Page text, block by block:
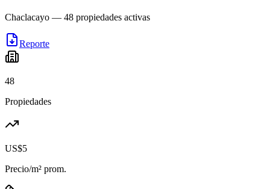
Chaclacayo — 48 propiedades activas
Reporte
48
Propiedades
US$5
Precio/m² prom.